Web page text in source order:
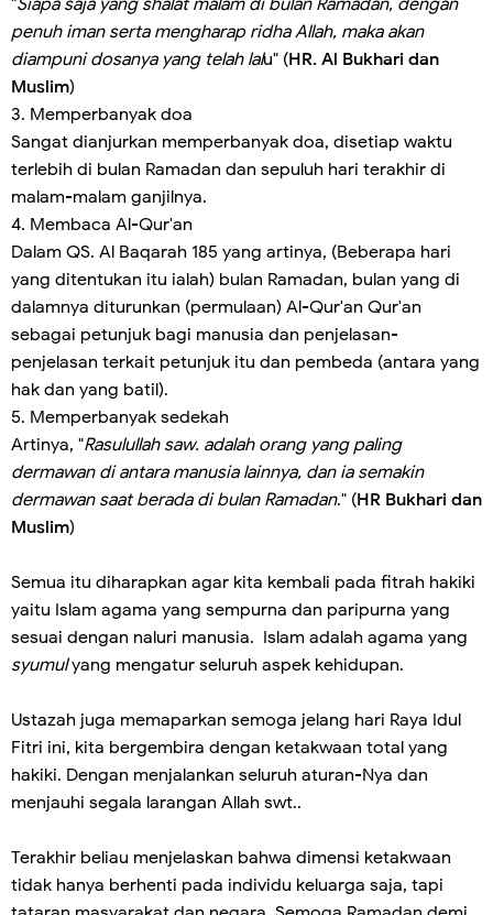
penuh iman serta mengharap ridha Allah, maka akan
diampuni dosanya yang telah lalu" (HR. Al Bukhari dan
Muslim)
3. Memperbanyak doa
Sangat dianjurkan memperbanyak doa, disetiap waktu
terlebih di bulan Ramadan dan sepuluh hari terakhir di
malam-malam ganjilnya.
4. Membaca Al-Qur'an
Dalam QS. Al Baqarah 185 yang artinya, (Beberapa hari
yang ditentukan itu ialah) bulan Ramadan, bulan yang di
dalamnya diturunkan (permulaan) Al-Qur'an Qur'an
sebagai petunjuk bagi manusia dan penjelasan-
penjelasan terkait petunjuk itu dan pembeda (antara yang
hak dan yang batil).
5. Memperbanyak sedekah
Artinya, "Rasulullah saw. adalah orang yang paling
dermawan di antara manusia lainnya, dan ia semakin
dermawan saat berada di bulan Ramadan." (HR Bukhari dan
Muslim)
Semua itu diharapkan agar kita kembali pada fitrah hakiki
yaitu Islam agama yang sempurna dan paripurna yang
sesuai dengan naluri manusia. Islam adalah agama yang
syumulyang mengatur seluruh aspek kehidupan.
Ustazah juga memaparkan semoga jelang hari Raya Idul
Fitri ini, kita bergembira dengan ketakwaan total yang
hakiki. Dengan menjalankan seluruh aturan-Nya dan
menjauhi segala larangan Allah swt..
Terakhir beliau menjelaskan bahwa dimensi ketakwaan
tidak hanya berhenti pada individu keluarga saja, tapi